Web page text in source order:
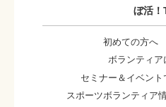
ぼ活！
初めての方へ
ボランティア
セミナー＆イベン
スポーツボランティア